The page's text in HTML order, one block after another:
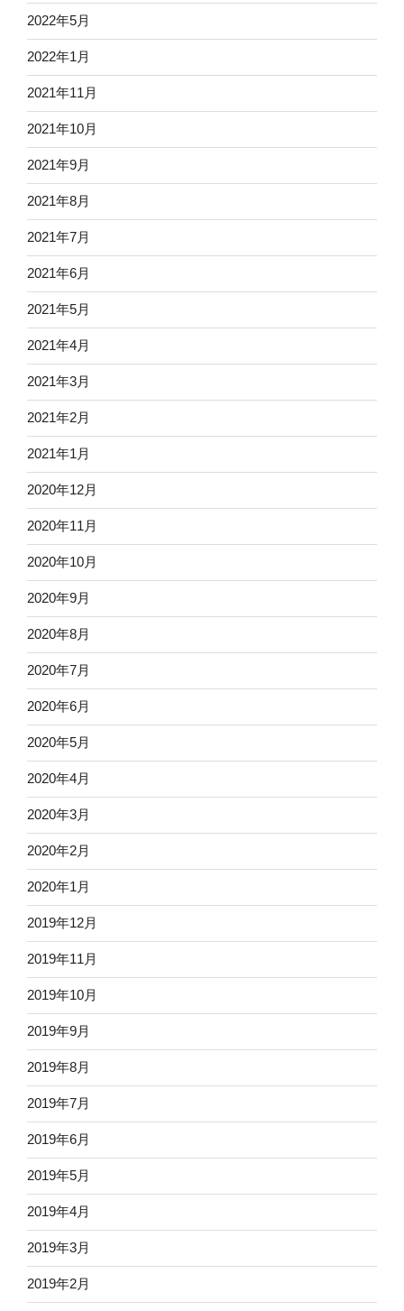
2022年5月
2022年1月
2021年11月
2021年10月
2021年9月
2021年8月
2021年7月
2021年6月
2021年5月
2021年4月
2021年3月
2021年2月
2021年1月
2020年12月
2020年11月
2020年10月
2020年9月
2020年8月
2020年7月
2020年6月
2020年5月
2020年4月
2020年3月
2020年2月
2020年1月
2019年12月
2019年11月
2019年10月
2019年9月
2019年8月
2019年7月
2019年6月
2019年5月
2019年4月
2019年3月
2019年2月